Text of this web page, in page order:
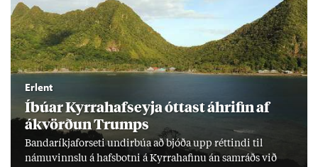
Erlent
Íbú­ar Kyrra­hafs­eyja ótt­ast áhrif­in af
ákvörð­un Trumps
Banda­ríkja­for­seti und­ir­búa að bjóða upp rétt­indi til
námu­vinnslu á hafs­botni á Kyrra­haf­inu án sam­ráðs við